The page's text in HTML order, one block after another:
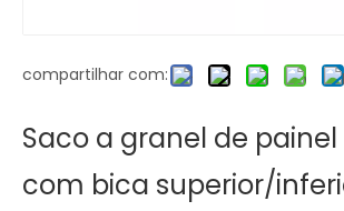
compartilhar com:
Saco a granel de painel
com bica superior/